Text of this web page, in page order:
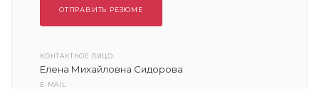
ОТПРАВИТЬ РЕЗЮМЕ
КОНТАКТНОЕ ЛИЦО
Елена Михайловна Сидорова
E-MAIL